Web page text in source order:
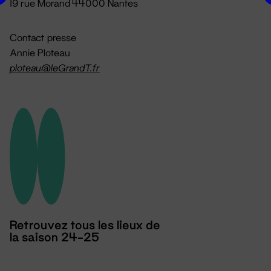
19 rue Morand 44000 Nantes
Contact presse
Annie Ploteau
ploteau@leGrandT.fr
Retrouvez tous les lieux de
la saison 24-25